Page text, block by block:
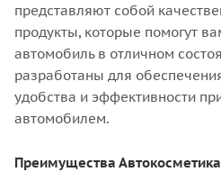
представляют собой
продукты, которые помогут
автомобиль в отличном
разработаны для
удобства и эффективности
автомобилем.
Преимущества